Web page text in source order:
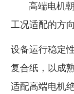
高端电机
工况适配的方
设备运行稳定
复合纸，以成
适配高端电机